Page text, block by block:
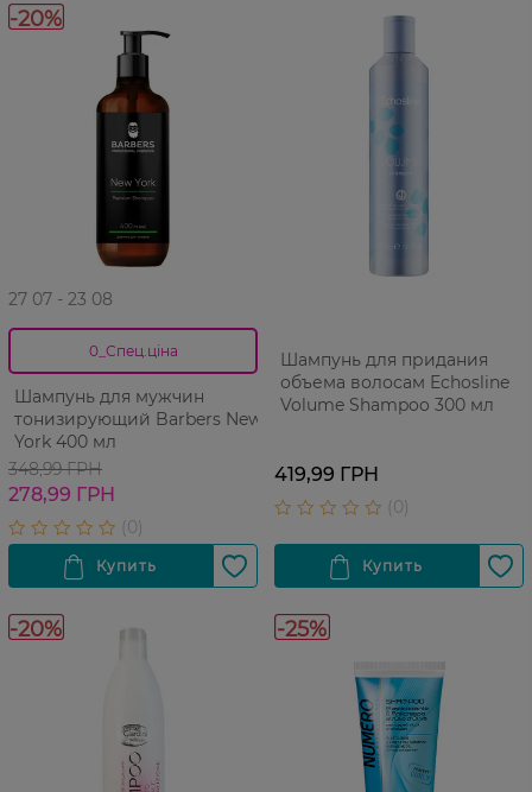
-20%
27 07 - 23 08
0_Спец.ціна
Шампунь для мужчин
тонизирующий Barbers New
York 400 мл
348,99 ГРН
278,99 ГРН
Шампунь для придания
объема волосам Echosline
Volume Shampoo 300 мл
419,99 ГРН
-20% -25%